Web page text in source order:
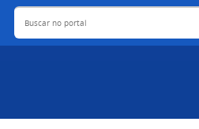
Buscar no portal